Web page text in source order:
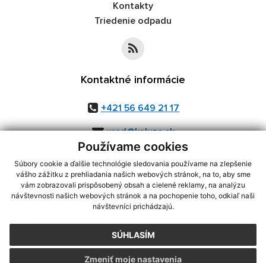
Používame cookies
Súbory cookie a ďalšie technológie sledovania používame na zlepšenie
vášho zážitku z prehliadania našich webových stránok, na to, aby sme
vám zobrazovali prispôsobený obsah a cielené reklamy, na analýzu
návštevnosti našich webových stránok a na pochopenie toho, odkiaľ naši
návštevníci prichádzajú.
SÚHLASÍM
Zmeniť moje nastavenia
Kontakty
Triedenie odpadu
Kontaktné informácie
+421 56 649 21 17
urad@kaluza.sk
využite možnosť získavania aktuálnych informácií s využitím RSS
CMS systém (redakčný) systém ECHELON 2,Mapa stránok,web portál
webex.digital, s.r.o.,domény,registrácia domény
Posledná aktualizácia:05.08.2026